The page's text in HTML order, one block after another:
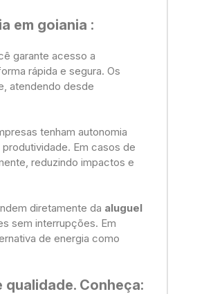
em goiania :
garante acesso a
rápida e segura. Os
atendendo desde
tenham autonomia
Em casos de
reduzindo impactos e
diretamente da aluguel
sem interrupções. Em
de energia como
Conheça: